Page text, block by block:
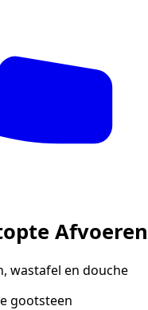
Afvoeren
wastafel en douche
gootsteen